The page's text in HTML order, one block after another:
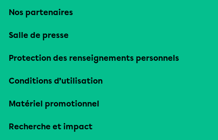
Nos partenaires
Salle de presse
Protection des renseignements personnels
Conditions d’utilisation
Matériel promotionnel
Recherche et impact